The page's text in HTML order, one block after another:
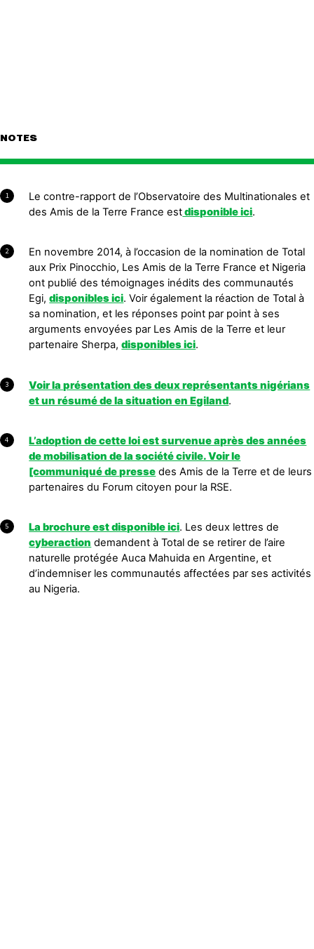
NOTES
1
Le contre-rapport de l’Observatoire des Multinationales et
des Amis de la Terre France estdisponible ici.
2
En novembre 2014, à l’occasion de la nomination de Total
aux Prix Pinocchio, Les Amis de la Terre France et Nigeria
ont publié des témoignages inédits des communautés
Egi,disponibles ici. Voir également la réaction de Total à
sa nomination, et les réponses point par point à ses
arguments envoyées par Les Amis de la Terre et leur
partenaire Sherpa,disponibles ici.
3
Voir la présentation des deux représentants nigérians
et un résumé de la situation en Egiland.
4
L’adoption de cette loi est survenue après des années
de mobilisation de la société civile. Voir le
[communiqué de presse des Amis de la Terre et de leurs
partenaires du Forum citoyen pour la RSE.
5 La brochure est disponible ici. Les deux lettres de
cyberaction demandent à Total de se retirer de l’aire
naturelle protégée Auca Mahuida en Argentine, et
d’indemniser les communautés affectées par ses activités
au Nigeria.